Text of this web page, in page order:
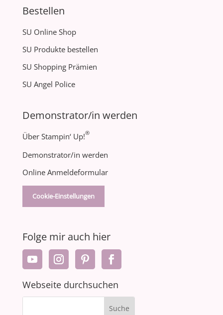
Bestellen
SU Online Shop
SU Produkte bestellen
SU Shopping Prämien
SU Angel Police
Demonstrator/in werden
Über Stampin‘ Up!®
Demonstrator/in werden
Online Anmeldeformular
Cookie-Einstellungen
Folge mir auch hier
Webseite durchsuchen